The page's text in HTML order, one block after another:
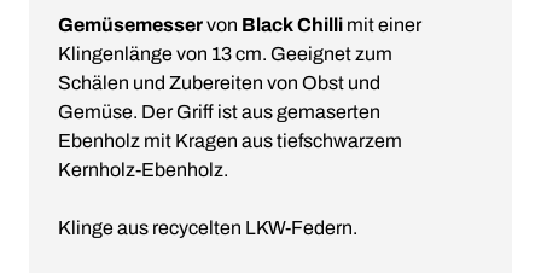
Gemüsemesservon Black Chilli mit einer
Klingenlänge von 13 cm. Geeignet zum
Schälen und Zubereiten von Obst und
Gemüse. Der Griff ist aus gemaserten
Ebenholz mit Kragen aus tiefschwarzem
Kernholz-Ebenholz.
Klinge aus recycelten LKW-Federn.